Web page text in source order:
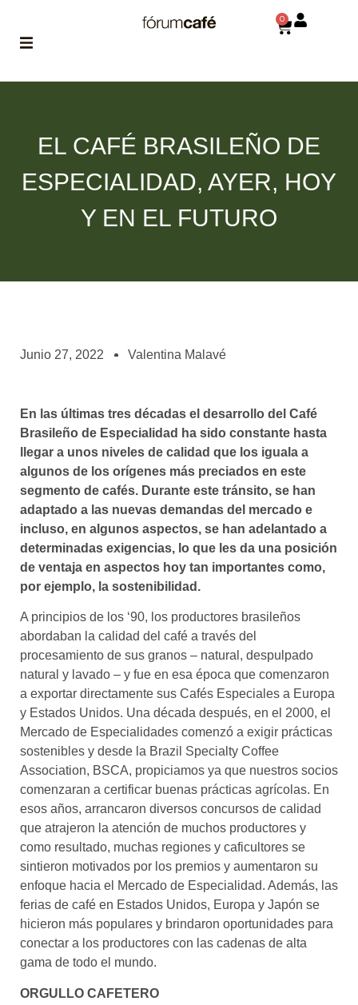
de fórum
asociados
el café siempre tiene
algo nuevo que
enseñarnos
BOLSA DE TRABAJO
¡te imaginas vivir de tu pasión
por el café?
CONTACTO
¡queremos saber
0
EL CAFÉ BRASILEÑO DE
ESPECIALIDAD, AYER, HOY
Y EN EL FUTURO
Junio 27, 2022 Valentina Malavé
En las últimas tres décadas el desarrollo del Café
Brasileño de Especialidad ha sido constante hasta
llegar a unos niveles de calidad que los iguala a
algunos de los orígenes más preciados en este
segmento de cafés. Durante este tránsito, se han
adaptado a las nuevas demandas del mercado e
incluso, en algunos aspectos, se han adelantado a
determinadas exigencias, lo que les da una posición
de ventaja en aspectos hoy tan importantes como,
por ejemplo, la sostenibilidad.
A principios de los ‘90, los productores brasileños
abordaban la calidad del café a través del
procesamiento de sus granos – natural, despulpado
natural y lavado – y fue en esa época que comenzaron
a exportar directamente sus Cafés Especiales a Europa
y Estados Unidos. Una década después, en el 2000, el
Mercado de Especialidades comenzó a exigir prácticas
sostenibles y desde la Brazil Specialty Coffee
Association, BSCA, propiciamos ya que nuestros socios
comenzaran a certificar buenas prácticas agrícolas. En
esos años, arrancaron diversos concursos de calidad
que atrajeron la atención de muchos productores y
como resultado, muchas regiones y caficultores se
sintieron motivados por los premios y aumentaron su
enfoque hacia el Mercado de Especialidad. Además, las
ferias de café en Estados Unidos, Europa y Japón se
hicieron más populares y brindaron oportunidades para
conectar a los productores con las cadenas de alta
gama de todo el mundo.
ORGULLO CAFETERO